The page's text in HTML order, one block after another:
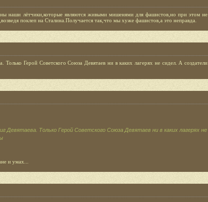
наши лётчики,которые являются живыми мишенями для фашистов,но при этом не
поклеп на Сталина.Получается так,что мы хуже фашистов,а это неправда.
Герой Советского Союза Девятаев ни в каких лагерях не сидел. А создатели
Девятаева. Только Герой Советского Союза Девятаев ни в каких лагерях не
и умах...